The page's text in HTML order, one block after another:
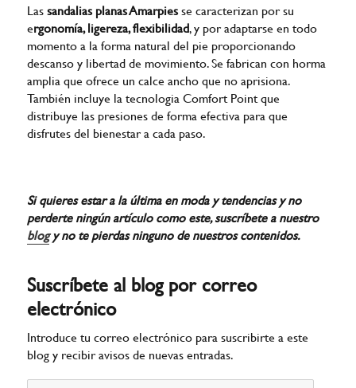
Lassandalias planas Amarpiesse caracterizan por su
ergonomía, ligereza, flexibilidad, y por adaptarse en todo
momento a la forma natural del pie proporcionando
descanso y libertad de movimiento. Se fabrican con horma
amplia que ofrece un calce ancho que no aprisiona.
También incluye la tecnologia Comfort Point que
distribuye las presiones de forma efectiva para que
disfrutes del bienestar a cada paso.
Si quieres estar a la última en moda y tendencias y no
perderte ningún artículo como este, suscríbete a nuestro
blogy no te pierdas ninguno de nuestros contenidos.
Suscríbete al blog por correo
electrónico
Introduce tu correo electrónico para suscribirte a este
blog y recibir avisos de nuevas entradas.